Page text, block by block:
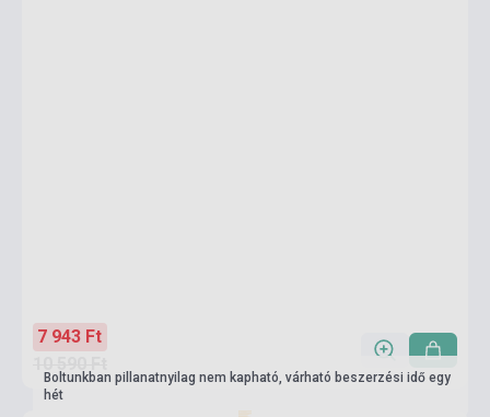
7 943 Ft
Boltunkban pillanatnyilag nem kapható, várható beszerzési idő egy
hét